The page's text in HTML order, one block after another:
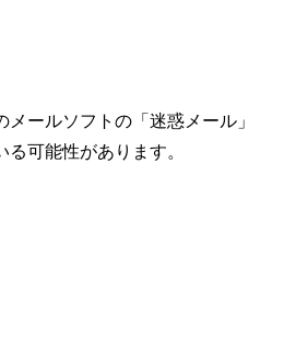
ールソフトの「迷惑メール」
可能性があります。